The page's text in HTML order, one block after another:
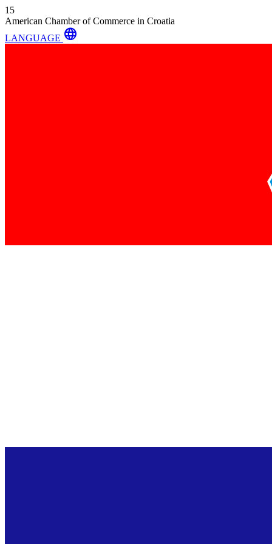
15
American Chamber of Commerce in Croatia
LANGUAGE language